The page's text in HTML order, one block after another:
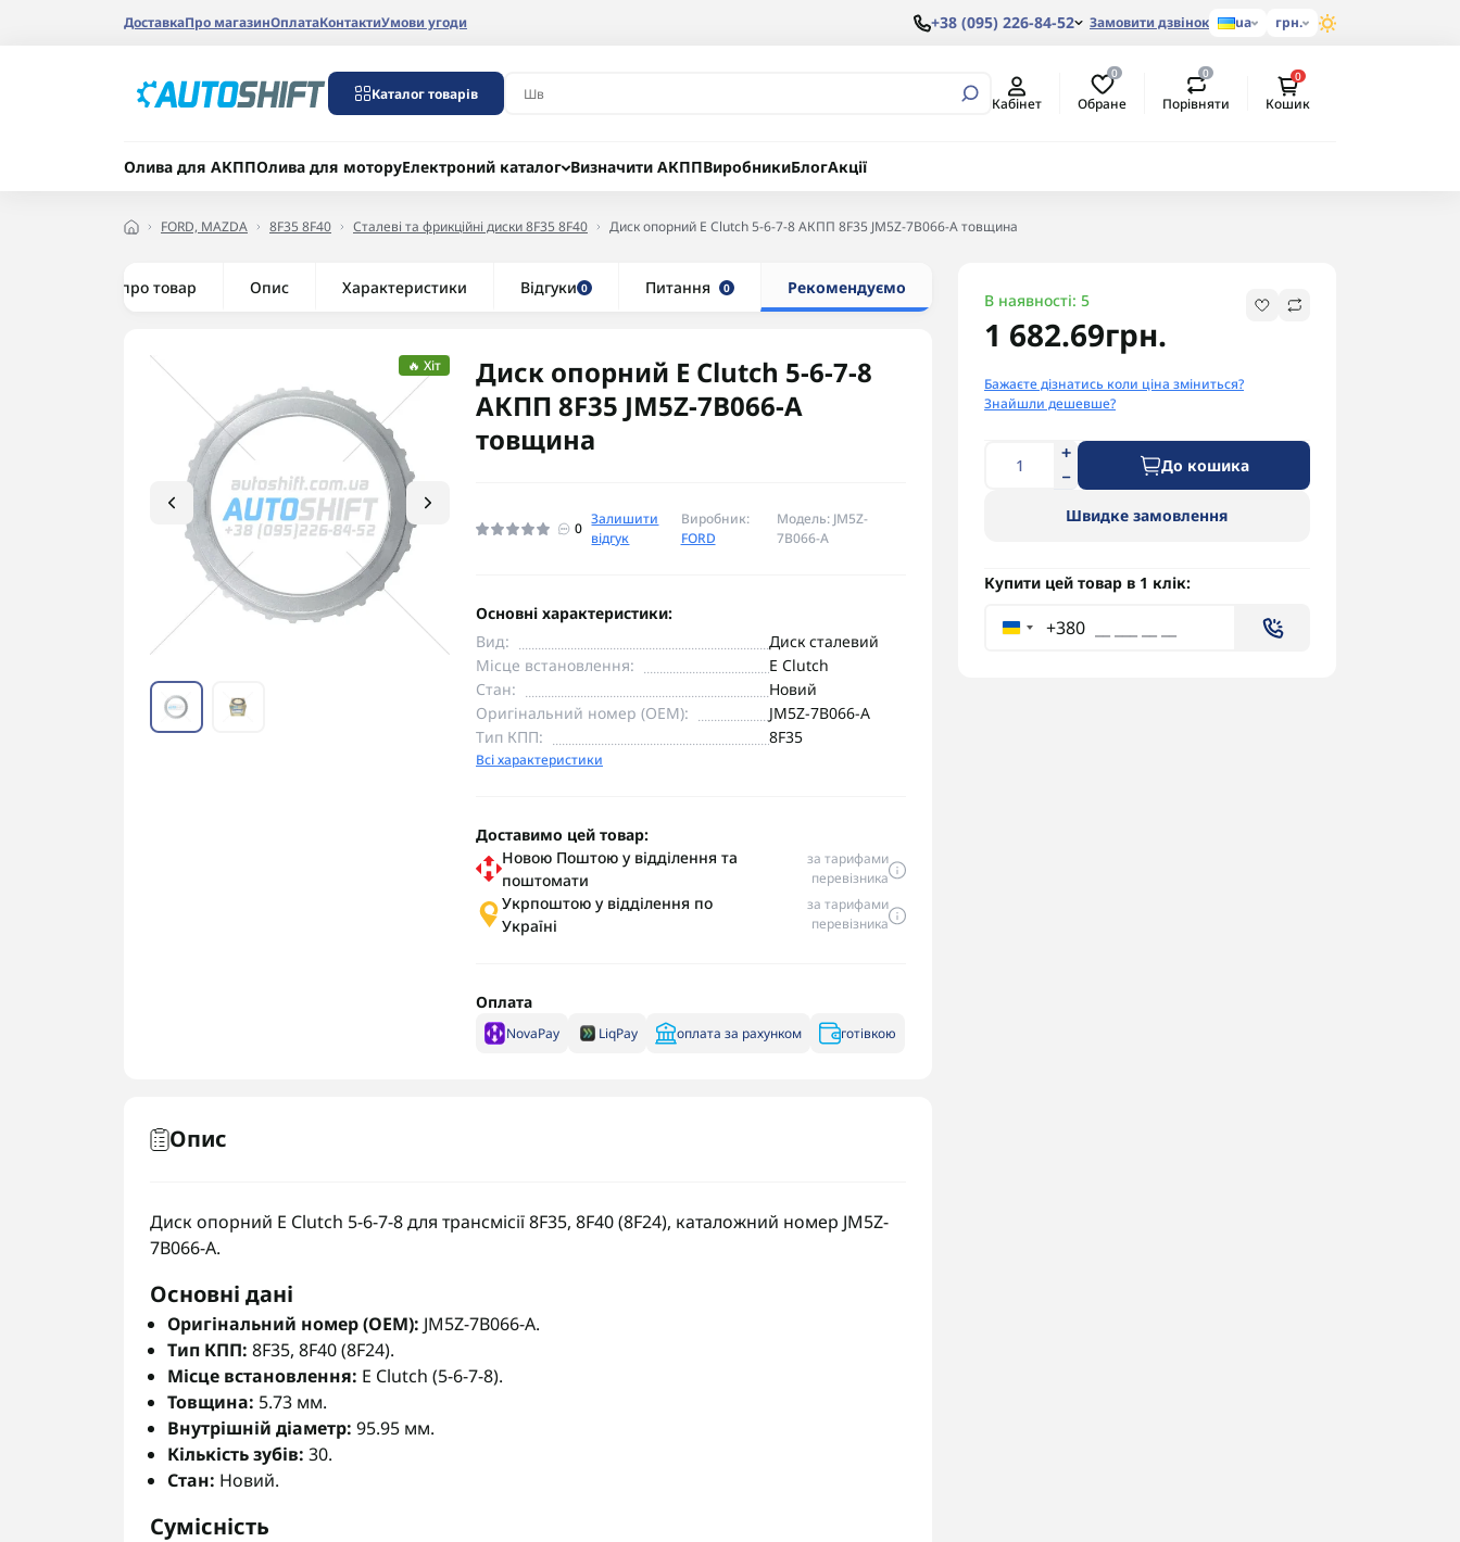
ДоставкаПро магазинОплатаКонтактиУмови угоди +38 (095) 226-84-52 Замовити дзвінок ua грн.
Каталог товарів
Кабінет
0
Обране
0
Порівняти
0
Кошик
Олива для АКППОлива для моторуЕлектроний каталог Визначити АКППВиробникиБлогАкції
FORD, MAZDA 8F35 8F40 Сталеві та фрикційні диски 8F35 8F40 Диск опорний E Clutch 5-6-7-8 АКПП 8F35 JM5Z-7B066-A товщина
Все про товар Опис Характеристики Відгуки 0 Питання 0 Рекомендуємо
🔥 Хіт
Диск опорний E Clutch 5-6-7-8
АКПП 8F35 JM5Z-7B066-A
товщина
0
Залишити
відгук
Виробник:
FORD
Модель: JM5Z-
7B066-A
В наявності: 5
1 682.69грн.
Бажаєте дізнатись коли ціна зміниться?
Знайшли дешевше?
До кошика
Швидке замовлення
Купити цей товар в 1 клік:
+380
Основні характеристики:
Вид:
Диск сталевий
Місце встановлення:
E Clutch
Стан:
Новий
Оригінальний номер (OEM):
JM5Z-7B066-A
Тип КПП:
8F35
Всі характеристики
Доставимо цей товар:
Новою Поштою у відділення та
поштомати
за тарифами
перевізника
Укрпоштою у відділення по
Україні
за тарифами
перевізника
Оплата
NovaPay LiqPay оплата за рахунком готівкою
Опис
Диск опорний E Clutch 5-6-7-8 для трансмісії 8F35, 8F40 (8F24), каталожний номер JM5Z-
7B066-A.
Основні дані
Оригінальний номер (OEM): JM5Z-7B066-A.
Тип КПП: 8F35, 8F40 (8F24).
Місце встановлення: E Clutch (5-6-7-8).
Товщина: 5.73 мм.
Внутрішній діаметр: 95.95 мм.
Кількість зубів: 30.
Стан: Новий.
Сумісність